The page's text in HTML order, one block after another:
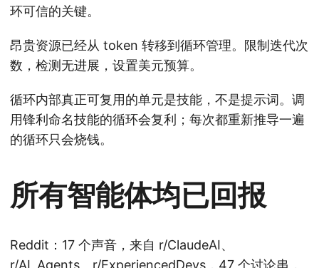
环可信的关键。
昂贵资源已经从 token 转移到循环管理。限制迭代次
数，检测无进展，设置美元预算。
循环内部真正可复用的单元是技能，不是提示词。调
用锋利命名技能的循环会复利；每次都重新推导一遍
的循环只会烧钱。
所有智能体均已回报
Reddit：17 个声音，来自 r/ClaudeAI、